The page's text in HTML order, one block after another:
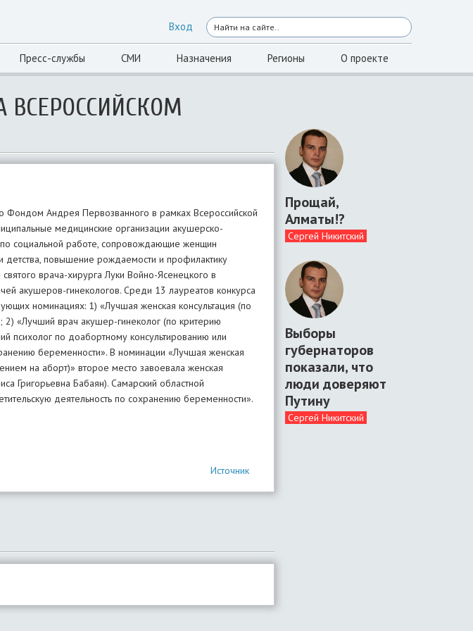
Вход
Пресс-службы СМИ Назначения Регионы О проекте
ВСЕРОССИЙСКОМ
Фондом Андрея Первозванного в рамках Всероссийской
медицинские организации акушерско-
по социальной работе, сопровождающие женщин
детства, повышение рождаемости и профилактику
врача-хирурга Луки Войно-Ясенецкого в
акушеров-гинекологов. Среди 13 лауреатов конкурса
номинациях: 1) «Лучшая женская консультация (по
«Лучший врач акушер-гинеколог (по критерию
психолог по доабортному консультированию или
беременности». В номинации «Лучшая женская
на аборт)» второе место завоевала женская
Григорьевна Бабаян). Самарский областной
деятельность по сохранению беременности».
Источник
Прощай,
Алматы!?
Сергей Никитский
Выборы
губернаторов
показали, что
люди доверяют
Путину
Сергей Никитский